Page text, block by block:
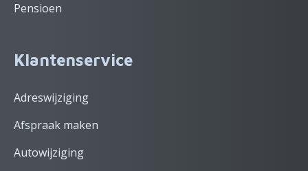
Pensioen
Klantenservice
Adreswijziging
Afspraak maken
Autowijziging